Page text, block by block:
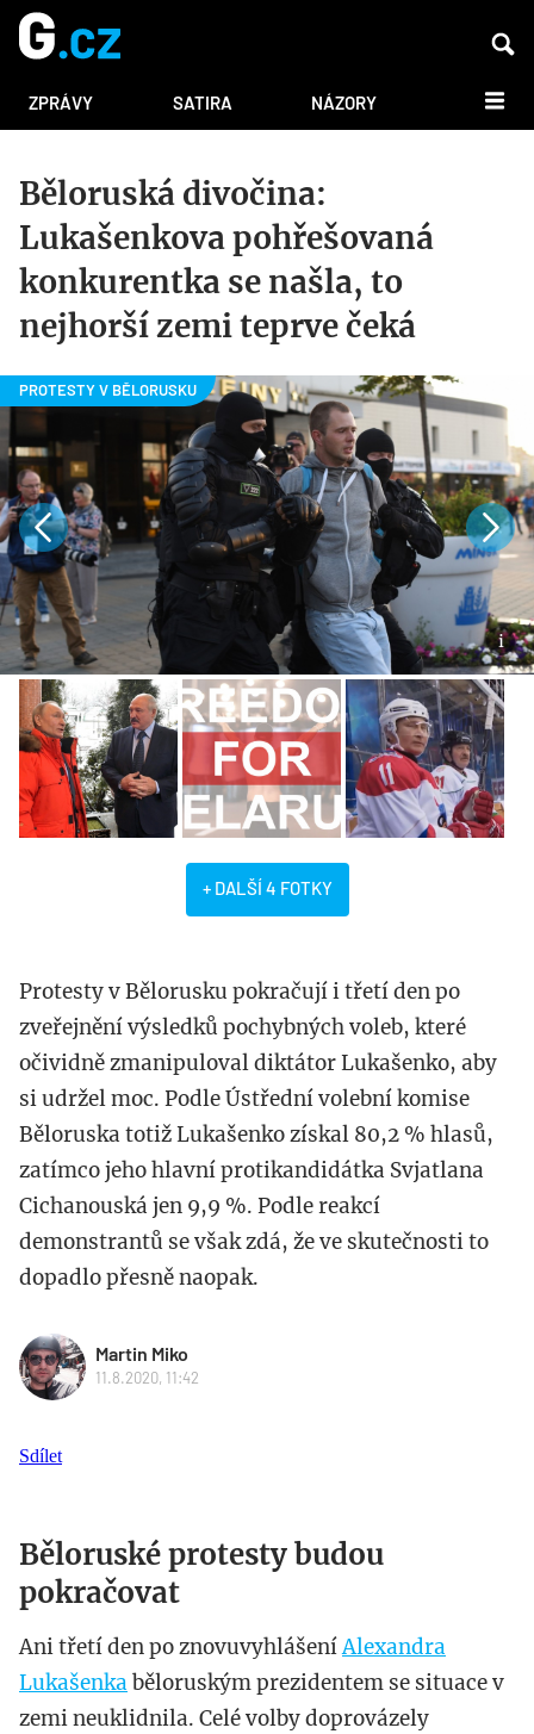
ZPRÁVY SATIRA NÁZORY DALŠÍ
Běloruská divočina:
Lukašenkova pohřešovaná
konkurentka se našla, to
nejhorší zemi teprve čeká
+ DALŠÍ 4 FOTKY
Protesty v Bělorusku pokračují i třetí den po
zveřejnění výsledků pochybných voleb, které
očividně zmanipuloval diktátor Lukašenko, aby
si udržel moc. Podle Ústřední volební komise
Běloruska totiž Lukašenko získal 80,2 % hlasů,
zatímco jeho hlavní protikandidátka Svjatlana
Cichanouská jen 9,9 %. Podle reakcí
demonstrantů se však zdá, že ve skutečnosti to
dopadlo přesně naopak.
Martin Miko
11.8.2020, 11:42
Sdílet
Běloruské protesty budou
pokračovat
Ani třetí den po znovuvyhlášeníAlexandra
Lukašenka běloruským prezidentem se situace v
zemi neuklidnila. Celé volby doprovázely